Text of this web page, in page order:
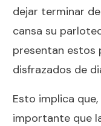
dejar terminar
cansa su
presentan estos
disfrazados de
Esto implica
importante que